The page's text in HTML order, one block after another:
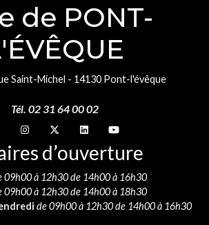
de PONT-
Saint-Michel - 14130 Pont-l'évêque
Tél. 02 31 64 00 02
nous sur
Suivez-nous sur
Suivez-nous sur
Suivez-nous sur
Suivez-nous sur
d’ouverture
09h00 à 12h30 de 14h00 à 16h30
09h00 à 12h30 de 14h00 à 18h30
de 09h00 à 12h30 de 14h00 à 16h30